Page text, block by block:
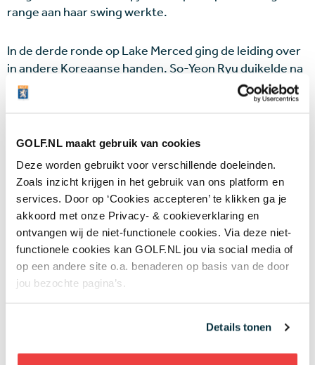
GOLF.NL maakt gebruik van cookies
Deze worden gebruikt voor verschillende doeleinden.
Zoals inzicht krijgen in het gebruik van ons platform en
services. Door op ‘Cookies accepteren’ te klikken ga je
akkoord met onze Privacy- & cookieverklaring en
ontvangen wij de niet-functionele cookies. Via deze niet-
functionele cookies kan GOLF.NL jou via social media of
op een andere site o.a. benaderen op basis van de door
jou bezochte pagina’s.
Details tonen
range aan haar swing werkte.
In de derde ronde op Lake Merced ging de leiding over
in andere Koreaanse handen. So-Yeon Ryu duikelde na
een ronde in 79 slagen (+7) van de troon. Sei Young Kim
nam haar plaats in en heeft drie slagen voorsprong op
De hoogtepunten van de derde ronde
Wijzig je instelling
en accepteer marketing
cookies om deze video te kunnen bekijken.